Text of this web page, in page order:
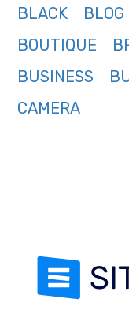
BLACK
BLOG
BOUTIQUE
BUSINESS
CAMERA